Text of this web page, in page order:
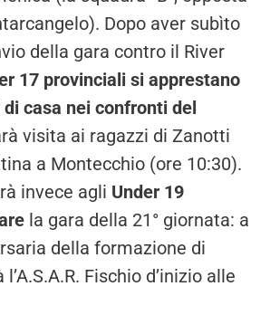
Dopo aver subìto
della gara contro il River
17 provinciali si apprestano
casa nei confronti del
visita ai ragazzi di Zanotti
a Montecchio (ore 10:30).
invece agli Under 19
la gara della 21° giornata: a
della formazione di
Fischio d’inizio alle